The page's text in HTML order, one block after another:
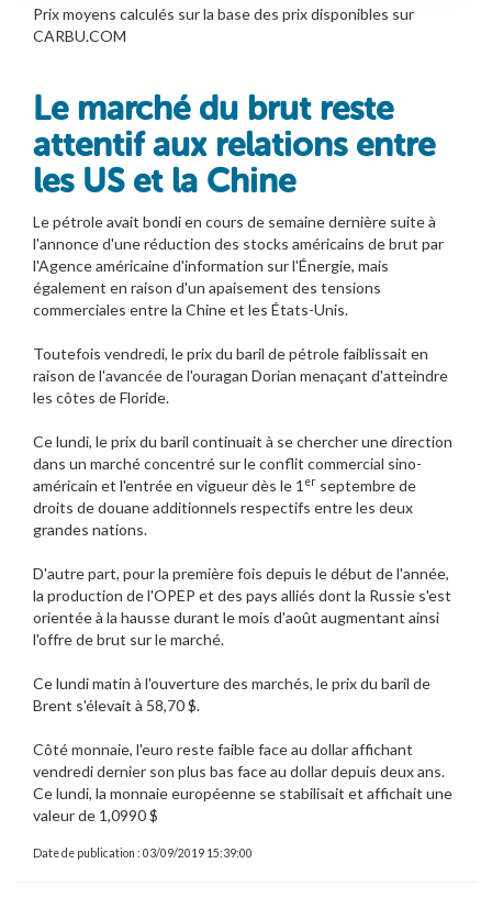
Prix moyens calculés sur la base des prix disponibles sur
CARBU.COM
Le marché du brut reste
attentif aux relations entre
les US et la Chine
Le pétrole avait bondi en cours de semaine dernière suite à
l'annonce d'une réduction des stocks américains de brut par
l'Agence américaine d'information sur l'Énergie, mais
également en raison d'un apaisement des tensions
commerciales entre la Chine et les États-Unis.
Toutefois vendredi, le prix du baril de pétrole faiblissait en
raison de l'avancée de l'ouragan Dorian menaçant d'atteindre
les côtes de Floride.
Ce lundi, le prix du baril continuait à se chercher une direction
dans un marché concentré sur le conflit commercial sino-
américain et l'entrée en vigueur dès le 1 er septembre de
droits de douane additionnels respectifs entre les deux
grandes nations.
D'autre part, pour la première fois depuis le début de l'année,
la production de l'OPEP et des pays alliés dont la Russie s'est
orientée à la hausse durant le mois d'août augmentant ainsi
l'offre de brut sur le marché.
Ce lundi matin à l'ouverture des marchés, le prix du baril de
Brent s'élevait à 58,70 $.
Côté monnaie, l'euro reste faible face au dollar affichant
vendredi dernier son plus bas face au dollar depuis deux ans.
Ce lundi, la monnaie européenne se stabilisait et affichait une
valeur de 1,0990 $
Date de publication : 03/09/2019 15:39:00